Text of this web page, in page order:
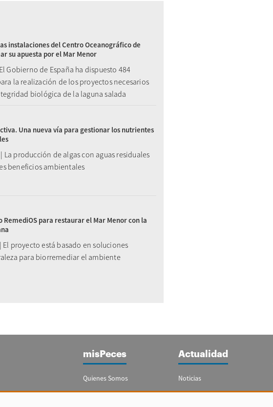
instalaciones del Centro Oceanográfico de
su apuesta por el Mar Menor
Gobierno de España ha dispuesto 484
la realización de los proyectos necesarios
biológica de la laguna salada
Una nueva vía para gestionar los nutrientes
La producción de algas con aguas residuales
beneficios ambientales
RemediOS para restaurar el Mar Menor con la
El proyecto está basado en soluciones
para biorremediar el ambiente
misPeces
Quienes Somos
Publicidad
Actualidad
Noticias
Reportajes